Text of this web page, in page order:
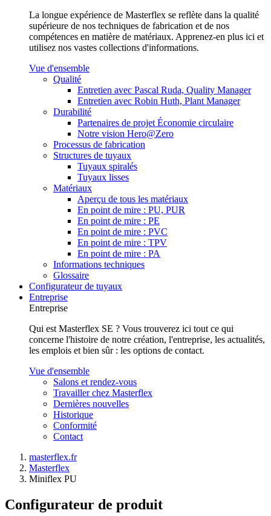
La longue expérience de Masterflex se reflète dans la qualité
supérieure de nos techniques de fabrication et de nos
compétences en matière de matériaux. Apprenez-en plus ici et
utilisez nos vastes collections d'informations.
Vue d'ensemble
Qualité
Entretien avec Pascal Ruda, Quality Manager
Entretien avec Robin Huth, Plant Manager
Durabilité
Partenaires de projet Économie circulaire
Notre vision Hero@Zero
Processus de fabrication
Structures de tuyaux
Tuyaux spiralés
Tuyaux lisses
Matériaux
Aperçu de tous les matériaux
En point de mire : PU, PUR
En point de mire : PE
En point de mire : PVC
En point de mire : TPV
En point de mire : PA
Informations techniques
Glossaire
Configurateur de tuyaux
Entreprise
Entreprise
Qui est Masterflex SE ? Vous trouverez ici tout ce qui
concerne l'histoire de notre création, l'entreprise, les actualités,
les emplois et bien sûr : les options de contact.
Vue d'ensemble
Salons et rendez-vous
Travailler chez Masterflex
Dernières nouvelles
Historique
Conformité
Contact
masterflex.fr
Masterflex
Miniflex PU
Configurateur de produit